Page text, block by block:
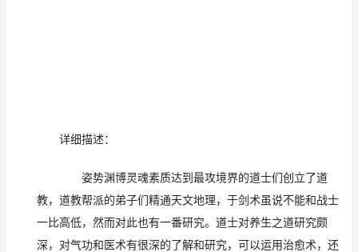
详细描述：
姿势渊博灵魂素质达到最攻境界的道士们创立了道
教，道教帮派的弟子们精通天文地理，于剑术虽说不能和战士
一比高低，然而对此也有一番研究。道士对养生之道研究颇
深，对气功和医术有很深的了解和研究，可以运用治愈术，还